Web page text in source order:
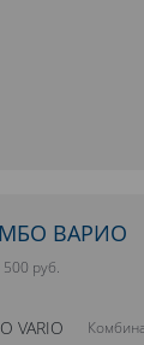
ВАРИО
руб.